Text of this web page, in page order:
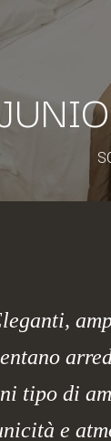
tipo di
e